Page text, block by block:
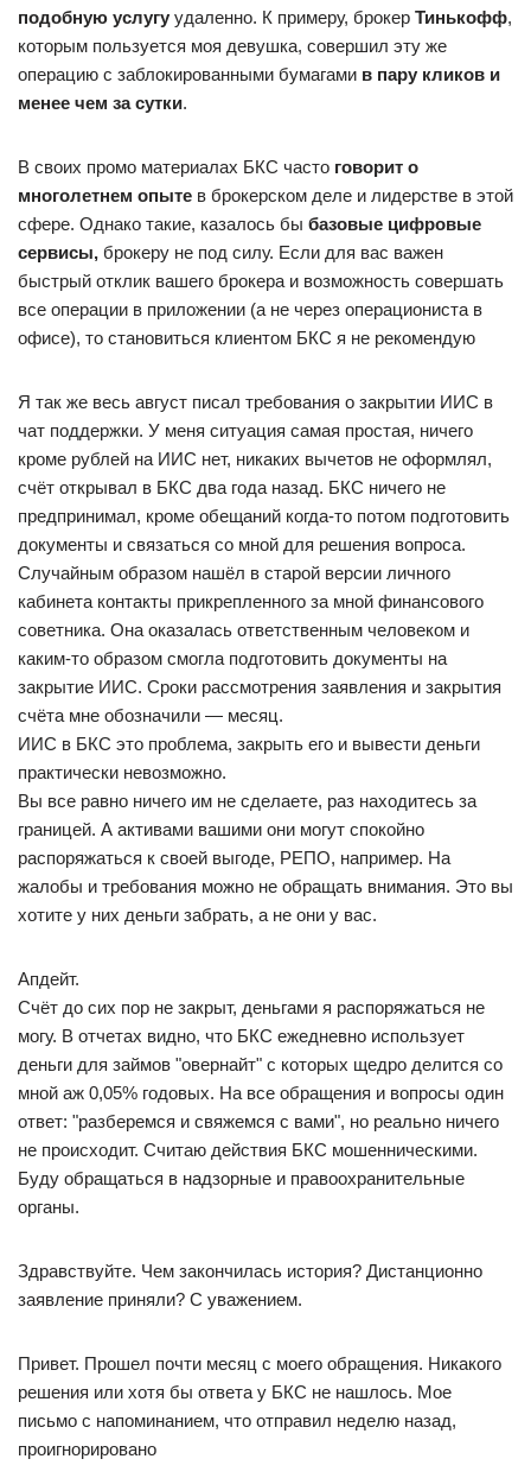
подобную услугу удаленно. К примеру, брокер Тинькофф,
которым пользуется моя девушка, совершил эту же
операцию с заблокированными бумагами в пару кликов и
менее чем за сутки.
В своих промо материалах БКС часто говорит о
многолетнем опыте в брокерском деле и лидерстве в этой
сфере. Однако такие, казалось бы базовые цифровые
сервисы, брокеру не под силу. Если для вас важен
быстрый отклик вашего брокера и возможность совершать
все операции в приложении (а не через операциониста в
офисе), то становиться клиентом БКС я не рекомендую
Я так же весь август писал требования о закрытии ИИС в
чат поддержки. У меня ситуация самая простая, ничего
кроме рублей на ИИС нет, никаких вычетов не оформлял,
счёт открывал в БКС два года назад. БКС ничего не
предпринимал, кроме обещаний когда-то потом подготовить
документы и связаться со мной для решения вопроса.
Случайным образом нашёл в старой версии личного
кабинета контакты прикрепленного за мной финансового
советника. Она оказалась ответственным человеком и
каким-то образом смогла подготовить документы на
закрытие ИИС. Сроки рассмотрения заявления и закрытия
счёта мне обозначили — месяц.
ИИС в БКС это проблема, закрыть его и вывести деньги
практически невозможно.
Вы все равно ничего им не сделаете, раз находитесь за
границей. А активами вашими они могут спокойно
распоряжаться к своей выгоде, РЕПО, например. На
жалобы и требования можно не обращать внимания. Это вы
хотите у них деньги забрать, а не они у вас.
Апдейт.
Счёт до сих пор не закрыт, деньгами я распоряжаться не
могу. В отчетах видно, что БКС ежедневно использует
деньги для займов "овернайт" с которых щедро делится со
мной аж 0,05% годовых. На все обращения и вопросы один
ответ: "разберемся и свяжемся с вами", но реально ничего
не происходит. Считаю действия БКС мошенническими.
Буду обращаться в надзорные и правоохранительные
органы.
Здравствуйте. Чем закончилась история? Дистанционно
заявление приняли? С уважением.
Привет. Прошел почти месяц с моего обращения. Никакого
решения или хотя бы ответа у БКС не нашлось. Мое
письмо с напоминанием, что отправил неделю назад,
проигнорировано